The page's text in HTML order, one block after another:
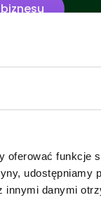
funkcje
udostępniamy
danymi